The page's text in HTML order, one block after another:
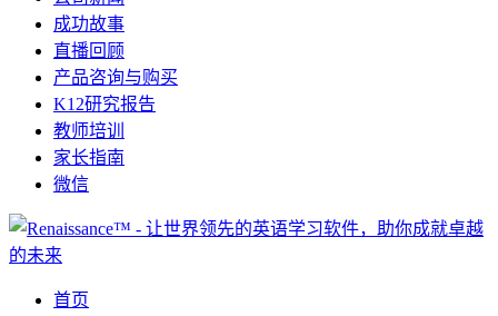
成功故事
直播回顾
产品咨询与购买
K12研究报告
教师培训
家长指南
微信
首页